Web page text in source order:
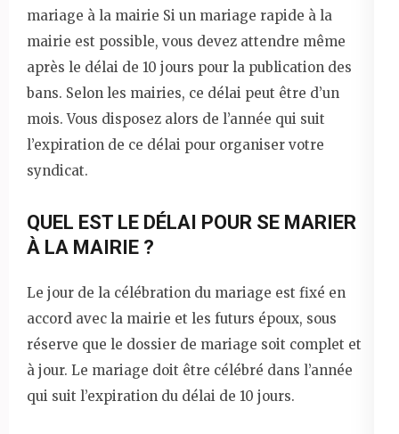
mariage à la mairie Si un mariage rapide à la
mairie est possible, vous devez attendre même
après le délai de 10 jours pour la publication des
bans. Selon les mairies, ce délai peut être d’un
mois. Vous disposez alors de l’année qui suit
l’expiration de ce délai pour organiser votre
syndicat.
QUEL EST LE DÉLAI POUR SE MARIER
À LA MAIRIE ?
Le jour de la célébration du mariage est fixé en
accord avec la mairie et les futurs époux, sous
réserve que le dossier de mariage soit complet et
à jour. Le mariage doit être célébré dans l’année
qui suit l’expiration du délai de 10 jours.